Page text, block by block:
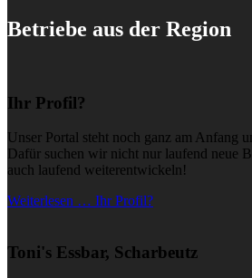
Betriebe aus der Region
Ihr Profil?
Unser Portal steht noch ganz am Anfang
Dafür suchen wir nicht nur laufend neue
auch laufend weiterentwickeln!
Weiterlesen … Ihr Profil?
Toni's Essbar, Scharbeutz